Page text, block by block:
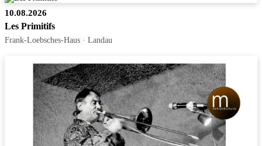
10.08.2026
Les Primitifs
Frank-Loebsches-Haus · Landau